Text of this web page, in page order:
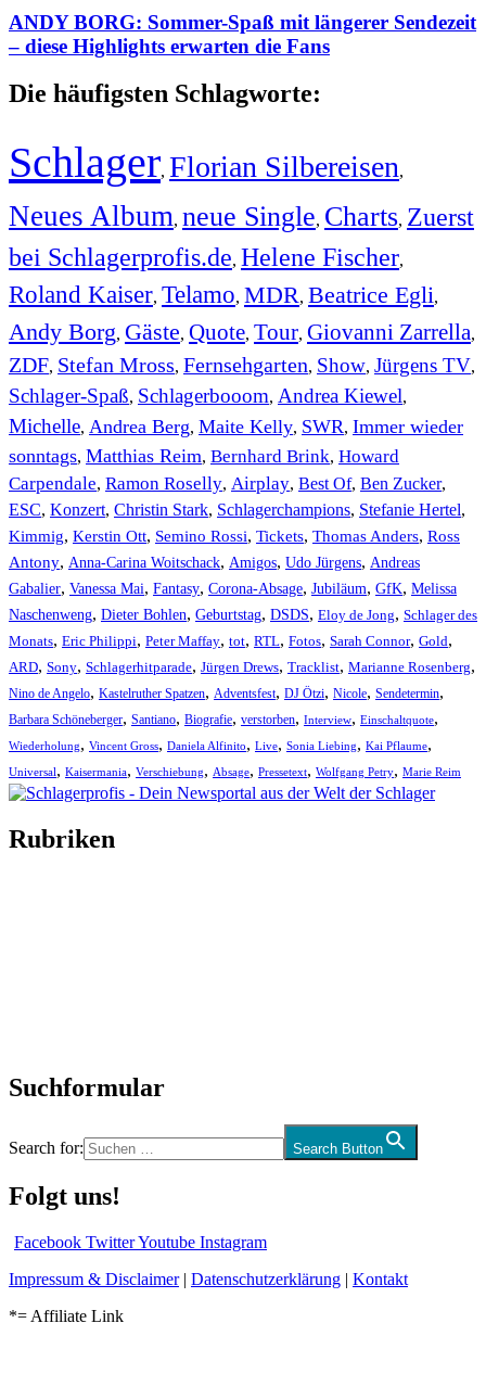
ANDY BORG: Sommer-Spaß mit längerer Sendezeit
– diese Highlights erwarten die Fans
Die häufigsten Schlagworte:
Schlager, Florian Silbereisen,
Neues Album, neue Single, Charts, Zuerst
bei Schlagerprofis.de, Helene Fischer,
Roland Kaiser, Telamo, MDR, Beatrice Egli,
Andy Borg, Gäste, Quote, Tour, Giovanni Zarrella,
ZDF, Stefan Mross, Fernsehgarten, Show, Jürgens TV,
Schlager-Spaß, Schlagerbooom, Andrea Kiewel,
Michelle, Andrea Berg, Maite Kelly, SWR, Immer wieder
sonntags, Matthias Reim, Bernhard Brink, Howard
Carpendale, Ramon Roselly, Airplay, Best Of, Ben Zucker,
ESC, Konzert, Christin Stark, Schlagerchampions, Stefanie Hertel,
Kimmig, Kerstin Ott, Semino Rossi, Tickets, Thomas Anders, Ross
Antony, Anna-Carina Woitschack, Amigos, Udo Jürgens, Andreas
Gabalier, Vanessa Mai, Fantasy, Corona-Absage, Jubiläum, GfK, Melissa
Naschenweng, Dieter Bohlen, Geburtstag, DSDS, Eloy de Jong, Schlager des
Monats, Eric Philippi, Peter Maffay, tot, RTL, Fotos, Sarah Connor, Gold,
ARD, Sony, Schlagerhitparade, Jürgen Drews, Tracklist, Marianne Rosenberg,
Nino de Angelo, Kastelruther Spatzen, Adventsfest, DJ Ötzi, Nicole, Sendetermin,
Barbara Schöneberger, Santiano, Biografie, verstorben, Interview, Einschaltquote,
Wiederholung, Vincent Gross, Daniela Alfinito, Live, Sonia Liebing, Kai Pflaume,
Universal , Kaisermania, Verschiebung, Absage, Pressetext, Wolfgang Petry, Marie Reim
Rubriken
Suchformular
Search for: Search Button
Folgt uns!
Facebook TwitterYoutube Instagram
Impressum & Disclaimer| Datenschutzerklärung | Kontakt
*= Affiliate Link